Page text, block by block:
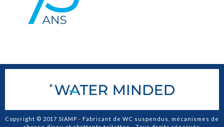
Copyright © 2017 SIAMP - Fabricant de WC suspendus, mécanismes de